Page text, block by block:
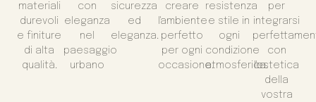
materiali
durevoli
e finiture
di alta
qualità.
con
eleganza
nel
paesaggio
urbano
sicurezza
ed
eleganza.
creare
l'ambiente
perfetto
per ogni
occasione.
resistenza
e stile in
ogni
condizione
atmosferica.
per
integrarsi
con
l'estetica
della
vostra